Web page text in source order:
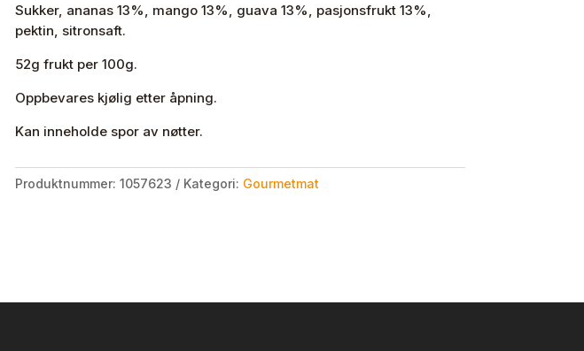
Sukker, ananas 13%, mango 13%, guava 13%, pasjonsfrukt 13%,
pektin, sitronsaft.
52g frukt per 100g.
Oppbevares kjølig etter åpning.
Kan inneholde spor av nøtter.
Produktnummer: 1057623 Kategori: Gourmetmat